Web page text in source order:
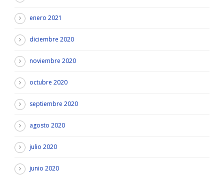
enero 2021
diciembre 2020
noviembre 2020
octubre 2020
septiembre 2020
agosto 2020
julio 2020
junio 2020